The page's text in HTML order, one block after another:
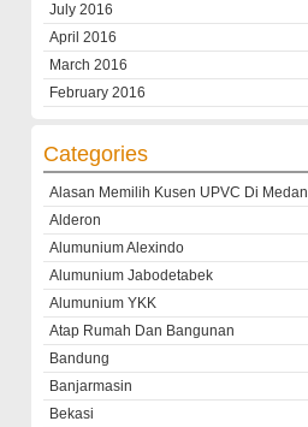
July 2016
April 2016
March 2016
February 2016
Categories
Alasan Memilih Kusen UPVC Di Medan
Alderon
Alumunium Alexindo
Alumunium Jabodetabek
Alumunium YKK
Atap Rumah Dan Bangunan
Bandung
Banjarmasin
Bekasi